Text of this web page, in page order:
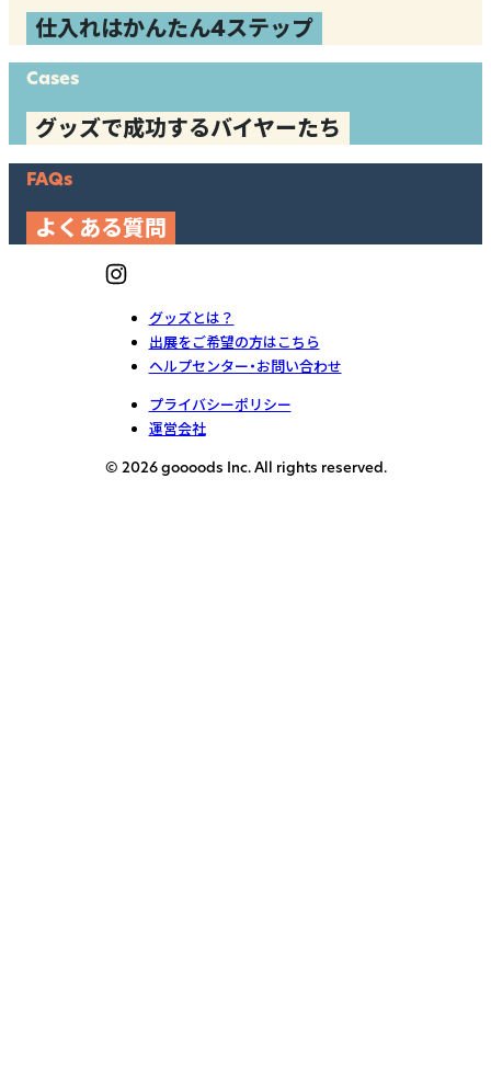
仕入れはかんたん4ステップ
Cases
グッズで成功するバイヤーたち
FAQs
よくある質問
グッズとは？
出展をご希望の方はこちら
ヘルプセンター・お問い合わせ
プライバシーポリシー
運営会社
© 2026 goooods Inc. All rights reserved.